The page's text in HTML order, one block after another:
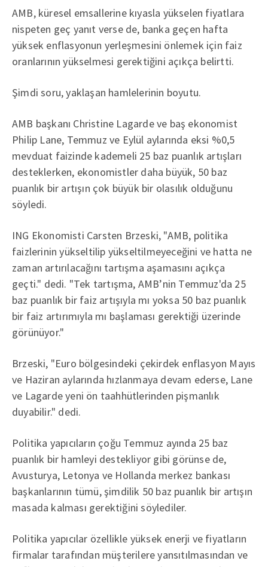
AMB, küresel emsallerine kıyasla yükselen fiyatlara
nispeten geç yanıt verse de, banka geçen hafta
yüksek enflasyonun yerleşmesini önlemek için faiz
oranlarının yükselmesi gerektiğini açıkça belirtti.
Şimdi soru, yaklaşan hamlelerinin boyutu.
AMB başkanı Christine Lagarde ve baş ekonomist
Philip Lane, Temmuz ve Eylül aylarında eksi %0,5
mevduat faizinde kademeli 25 baz puanlık artışları
desteklerken, ekonomistler daha büyük, 50 baz
puanlık bir artışın çok büyük bir olasılık olduğunu
söyledi.
ING Ekonomisti Carsten Brzeski, "AMB, politika
faizlerinin yükseltilip yükseltilmeyeceğini ve hatta ne
zaman artırılacağını tartışma aşamasını açıkça
geçti." dedi. "Tek tartışma, AMB’nin Temmuz'da 25
baz puanlık bir faiz artışıyla mı yoksa 50 baz puanlık
bir faiz artırımıyla mı başlaması gerektiği üzerinde
görünüyor."
Brzeski, "Euro bölgesindeki çekirdek enflasyon Mayıs
ve Haziran aylarında hızlanmaya devam ederse, Lane
ve Lagarde yeni ön taahhütlerinden pişmanlık
duyabilir." dedi.
Politika yapıcıların çoğu Temmuz ayında 25 baz
puanlık bir hamleyi destekliyor gibi görünse de,
Avusturya, Letonya ve Hollanda merkez bankası
başkanlarının tümü, şimdilik 50 baz puanlık bir artışın
masada kalması gerektiğini söylediler.
Politika yapıcılar özellikle yüksek enerji ve fiyatların
firmalar tarafından müşterilere yansıtılmasından ve